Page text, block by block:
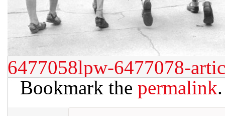
6477058lpw-6477078-
Bookmark the permalink.